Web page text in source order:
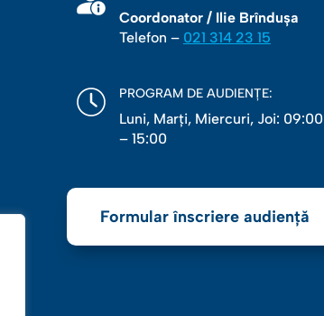
Coordonator / Ilie Brîndușa
Telefon – 021 314 23 15
PROGRAM DE AUDIENȚE:
Luni, Marţi, Miercuri, Joi: 09:00
– 15:00
Formular înscriere audiență